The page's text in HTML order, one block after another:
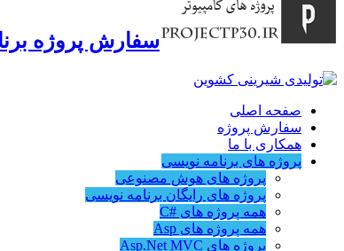
سفارش پروژه
صفحه اصلی
سفارش پروژه
همکاری با ما
پروژه های برنامه نویسی
پروژه های هوش مصنوعی
پروژه های رایگان برنامه نویسی
همه پروژه های #C
همه پروژه های Asp
پروژه های Asp.Net MVC